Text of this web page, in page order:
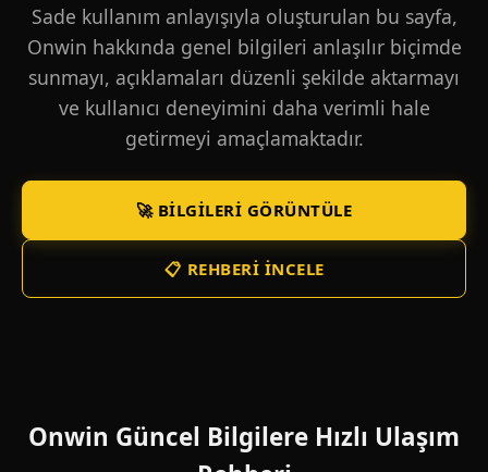
Sade kullanım anlayışıyla oluşturulan bu sayfa,
Onwin hakkında genel bilgileri anlaşılır biçimde
sunmayı, açıklamaları düzenli şekilde aktarmayı
ve kullanıcı deneyimini daha verimli hale
getirmeyi amaçlamaktadır.
🚀 BILGILERI GÖRÜNTÜLE
📋 REHBERI İNCELE
Onwin Güncel Bilgilere Hızlı Ulaşım